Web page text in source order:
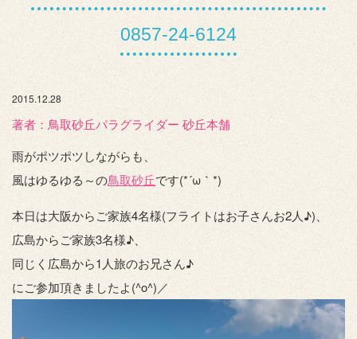
0857-24-6124
2015.12.28
著者：️鳥取砂丘パラグライダー 砂丘本舗
雨がポツポツしながらも、
風はゆるゆる～の鳥取砂丘です(*´ω｀*)
本日は大阪からご家族4名様(フライトはお子さんお2人♪)、
広島からご家族3名様♪、
同じく広島から1人旅のお兄さん♪
にご参加頂きましたよ(^o^)／